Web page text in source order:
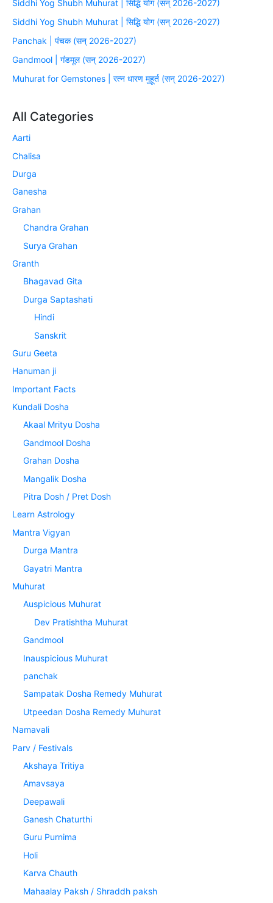
Siddhi Yog Shubh Muhurat | सिद्धि योग (सन् 2026-2027)
Siddhi Yog Shubh Muhurat | सिद्धि योग (सन् 2026-2027)
Panchak | पंचक (सन् 2026-2027)
Gandmool | गंडमूल (सन् 2026-2027)
Muhurat for Gemstones | रत्न धारण मुहूर्त (सन् 2026-2027)
All Categories
Aarti
Chalisa
Durga
Ganesha
Grahan
Chandra Grahan
Surya Grahan
Granth
Bhagavad Gita
Durga Saptashati
Hindi
Sanskrit
Guru Geeta
Hanuman ji
Important Facts
Kundali Dosha
Akaal Mrityu Dosha
Gandmool Dosha
Grahan Dosha
Mangalik Dosha
Pitra Dosh / Pret Dosh
Learn Astrology
Mantra Vigyan
Durga Mantra
Gayatri Mantra
Muhurat
Auspicious Muhurat
Dev Pratishtha Muhurat
Gandmool
Inauspicious Muhurat
panchak
Sampatak Dosha Remedy Muhurat
Utpeedan Dosha Remedy Muhurat
Namavali
Parv / Festivals
Akshaya Tritiya
Amavsaya
Deepawali
Ganesh Chaturthi
Guru Purnima
Holi
Karva Chauth
Mahaalay Paksh / Shraddh paksh